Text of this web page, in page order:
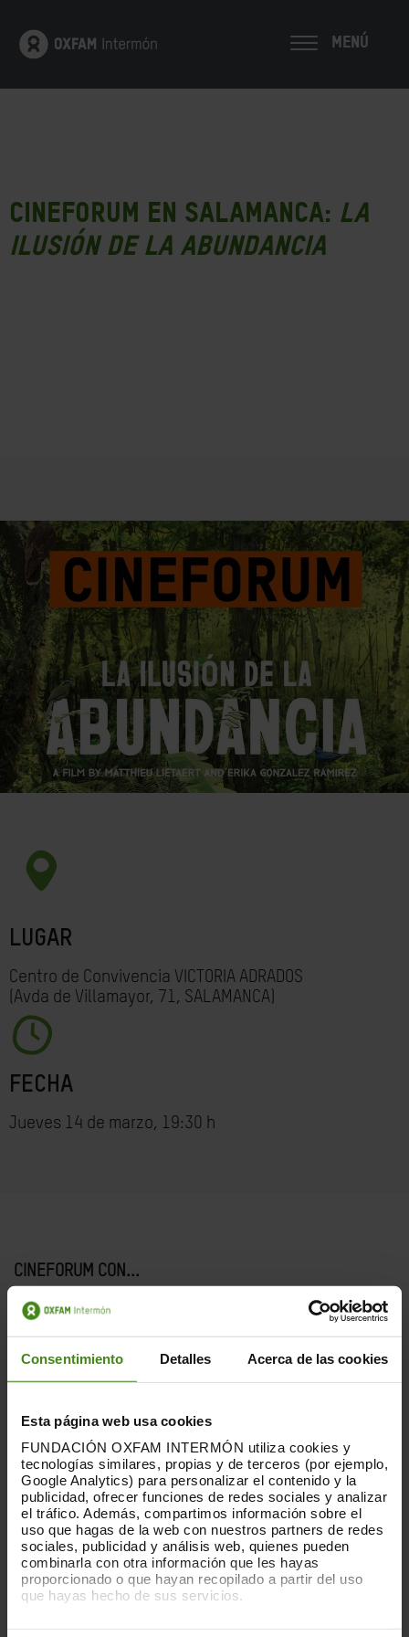
Consentimiento Detalles Acerca de las cookies
Esta página web usa cookies
FUNDACIÓN OXFAM INTERMÓN utiliza cookies y
tecnologías similares, propias y de terceros (por ejemplo,
Google Analytics) para personalizar el contenido y la
publicidad, ofrecer funciones de redes sociales y analizar
el tráfico. Además, compartimos información sobre el
uso que hagas de la web con nuestros partners de redes
sociales, publicidad y análisis web, quienes pueden
combinarla con otra información que les hayas
proporcionado o que hayan recopilado a partir del uso
que hayas hecho de sus servicios.
MENÚ
Cineforum en SALAMANCA: La
ilusión de la Abundancia
LUGAR
Centro de Convivencia VICTORIA ADRADOS
(Avda de Villamayor, 71, SALAMANCA)
FECHA
Jueves 14 de marzo, 19:30 h
CINEFORUM CON...
La ilusión de la Abundancia
minutos.
activismo ambiental, protegen a su entorno y
comunidad aun a riesgo de perder sus vidas. El
colonialismo no ha terminado: esa es la inquietante
conclusión de este documental sobre el saqueo de
recursos en América Latina. Con impresionantes
imágenes, este documental es un homenaje a las
personas defensoras del medio ambiente en lugares
como Perú, Honduras y Brasil. Y también una
llamada de alerta para el resto del mundo.